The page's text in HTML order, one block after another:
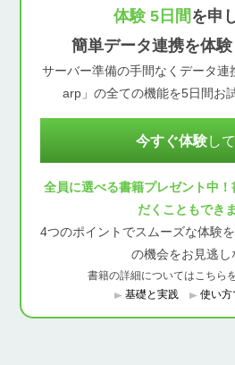
体験 5日間を申
簡単データ連携を体験
サーバー準備の手間なくデータ連
arp」の全ての機能を5日間お
今すぐ体験し
全員に選べる書籍プレゼント中
だくこともでき
4つのポイントでスムーズな体験
の機会をお見逃し
書籍の詳細についてはこちら
基礎と実践
使い方